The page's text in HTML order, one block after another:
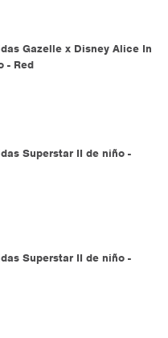
Gazelle x Disney Alice In
- Red
Superstar II de niño -
Superstar II de niño -